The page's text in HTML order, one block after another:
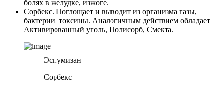
болях в желудке, изжоге.
Сорбекс. Поглощает и выводит из организма газы,
бактерии, токсины. Аналогичным действием обладает
Активированный уголь, Полисорб, Смекта.
Эспумизан
Сорбекс